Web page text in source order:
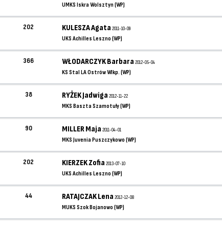
UMKS Iskra Wolsztyn (WP)
202 KULESZA Agata2011-10-09
UKS Achilles Leszno (WP)
366 WŁODARCZYK Barbara2012-05-04
KS Stal LA Ostrów Wlkp. (WP)
38 RYŻEK Jadwiga2012-11-22
MKS Baszta Szamotuły (WP)
90 MILLER Maja2011-04-01
MKS Juvenia Puszczykowo (WP)
202 KIERZEK Zofia2013-07-10
UKS Achilles Leszno (WP)
44 RATAJCZAK Lena2012-12-08
MUKS Szok Bojanowo (WP)